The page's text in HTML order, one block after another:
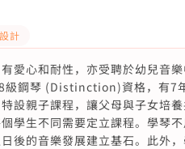
計
愛心和耐性，亦受聘於幼兒音
8級鋼琴 (Distinction)資格，有7
設親子課程，讓父母與子女培
學生不同需要定立課程。學琴
後的音樂發展建立基石。此外